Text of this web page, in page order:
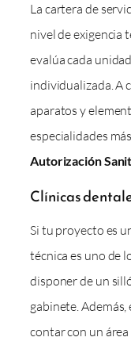
La cartera de
nivel de exigencia
evalúa cada
individualizada. A
aparatos y
especialidades
Autorización
Clínicas
Si tu proyecto es
técnica es uno de
disponer de un
gabinete.
contar con un